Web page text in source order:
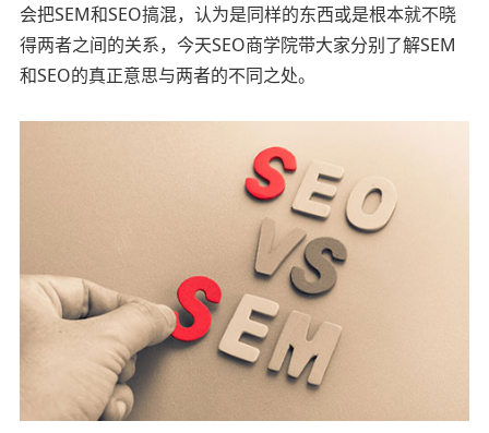
会把SEM和SEO搞混，认为是同样的东西或是根本就不晓
得两者之间的关系，今天SEO商学院带大家分别了解SEM
和SEO的真正意思与两者的不同之处。